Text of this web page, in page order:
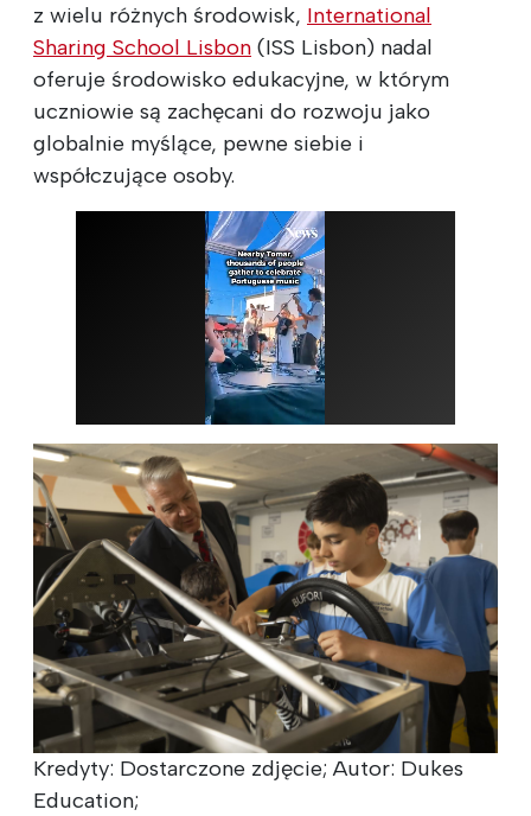
z wielu różnych środowisk, International
Sharing School Lisbon (ISS Lisbon) nadal
oferuje środowisko edukacyjne, w którym
uczniowie są zachęcani do rozwoju jako
globalnie myślące, pewne siebie i
współczujące osoby.
Kredyty: Dostarczone zdjęcie; Autor: Dukes
Education;